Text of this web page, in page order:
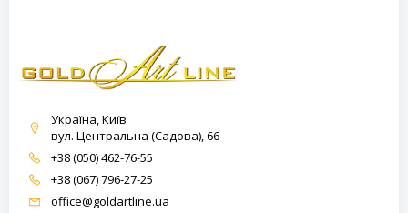
Україна, Київ
вул. Центральна (Садова), 66
+38 (050) 462-76-55
+38 (067) 796-27-25
office@goldartline.ua